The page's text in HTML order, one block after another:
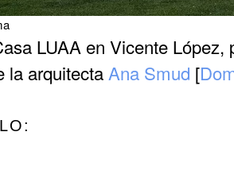
LUAA en Vicente López,
la arquitecta Ana Smud [